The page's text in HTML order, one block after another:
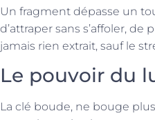
Un fragment dépasse un
d’attraper sans s’affoler, de
jamais rien extrait, sauf le
Le pouvoir du
La clé boude, ne bouge